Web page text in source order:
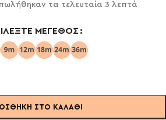
τα τελευταία 3 λεπτά
ΜΈΓΕΘΟΣ
ΣΤΟ ΚΑΛΆΘΙ